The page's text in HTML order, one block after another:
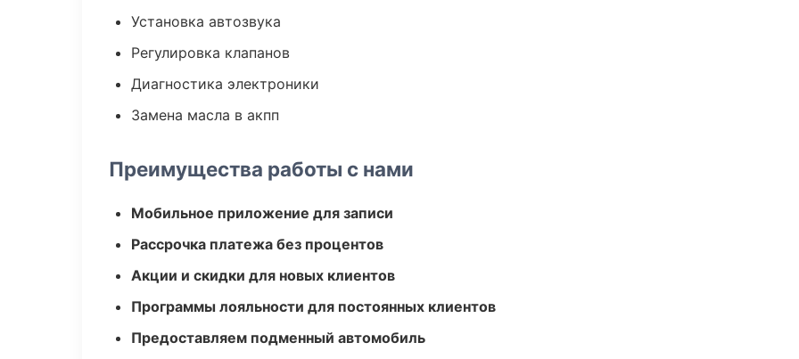
Установка автозвука
Регулировка клапанов
Диагностика электроники
Замена масла в акпп
Преимущества работы с нами
Мобильное приложение для записи
Рассрочка платежа без процентов
Акции и скидки для новых клиентов
Программы лояльности для постоянных клиентов
Предоставляем подменный автомобиль